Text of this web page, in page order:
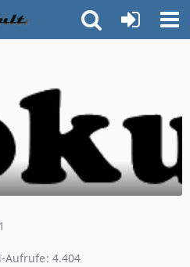
Aufrufe 4.404